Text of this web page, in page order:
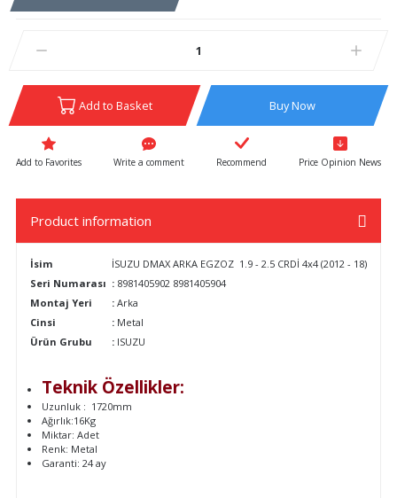
Add to Basket Buy Now
Write a comment Recommend Price Opinion News
Product information
İsim
İSUZU DMAX ARKA EGZOZ 1.9 - 2.5 CRDİ 4x4 (2012 - 18)
Seri Numarası : 8981405902 8981405904
Montaj Yeri
: Arka
Cinsi
: Metal
Ürün Grubu
: ISUZU
Teknik Özellikler:
Uzunluk : 1720mm
Ağırlık:16Kg
Miktar: Adet
Renk: Metal
Garanti: 24 ay